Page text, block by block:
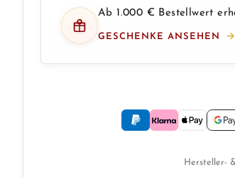
Ab 1.000 € Bestellwert
GESCHENKE ANSEHEN
Hersteller-